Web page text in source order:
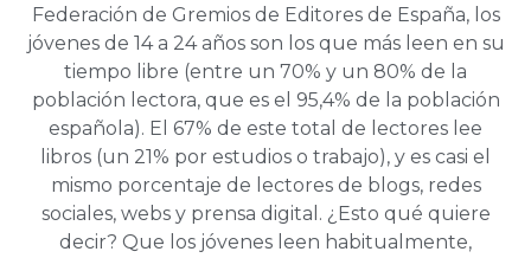
Federación de Gremios de Editores de España, los
jóvenes de 14 a 24 años son los que más leen en su
tiempo libre (entre un 70% y un 80% de la
población lectora, que es el 95,4% de la población
española). El 67% de este total de lectores lee
libros (un 21% por estudios o trabajo), y es casi el
mismo porcentaje de lectores de blogs, redes
sociales, webs y prensa digital. ¿Esto qué quiere
decir? Que los jóvenes leen habitualmente,